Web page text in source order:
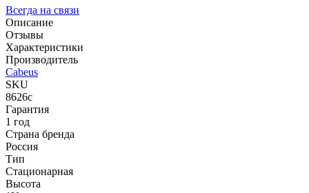
Всегда на связи
Описание
Отзывы
Характеристики
Производитель
Cabeus
SKU
8626c
Гарантия
1 год
Страна бренда
Россия
Тип
Стационарная
Высота